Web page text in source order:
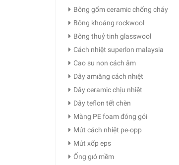
Bông gốm ceramic chống cháy
Bông khoáng rockwool
Bông thuỷ tinh glasswool
Cách nhiệt superlon malaysia
Cao su non cách âm
Dây amıăng cách nhıệt
Dây ceramic chịu nhiệt
Dây teflon tết chèn
Màng PE foam đóng gói
Mút cách nhiệt pe-opp
Mút xốp eps
Ống gıó mềm